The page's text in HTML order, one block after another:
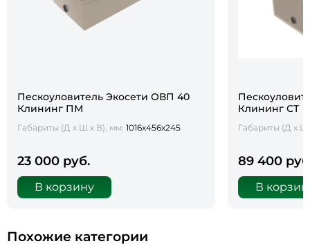
Пескоуловитель Экосети ОВП 40
Клининг ПМ
Габариты (Д х Ш х В), мм: 1016х456х245
23 000 руб.
В корзину
Клининг СТ
Габариты (Д х Ш
89 400
В
Похожие категории